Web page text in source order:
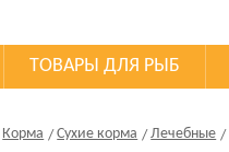
ТОВАРЫ ДЛЯ РЫБ
Корма Сухие корма Лечебные